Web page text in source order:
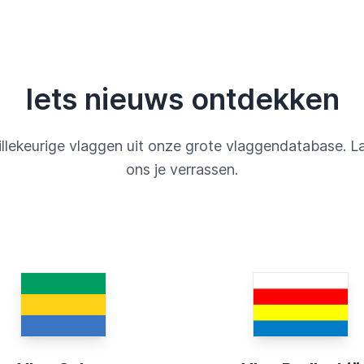
Iets nieuws ontdekken
vlaggen uit onze grote vlaggendatabase.
ons je verrassen.